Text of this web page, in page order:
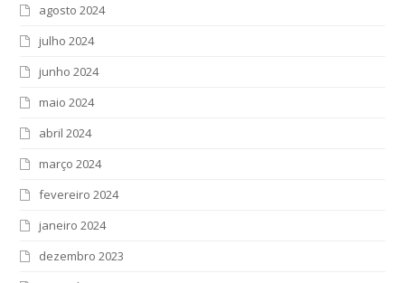
agosto 2024
julho 2024
junho 2024
maio 2024
abril 2024
março 2024
fevereiro 2024
janeiro 2024
dezembro 2023